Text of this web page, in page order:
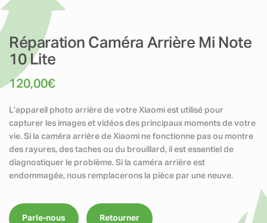
Réparation Caméra Arrière Mi Note
10 Lite
120,00€
L’appareil photo arrière de votre Xiaomi est utilisé pour
capturer les images et vidéos des principaux moments de votre
vie. Si la caméra arrière de Xiaomi ne fonctionne pas ou montre
des rayures, des taches ou du brouillard, il est essentiel de
diagnostiquer le problème. Si la caméra arrière est
endommagée, nous remplacerons la pièce par une neuve.
Parle-nous Retourner